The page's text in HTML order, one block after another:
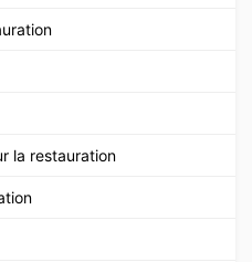
la restauration